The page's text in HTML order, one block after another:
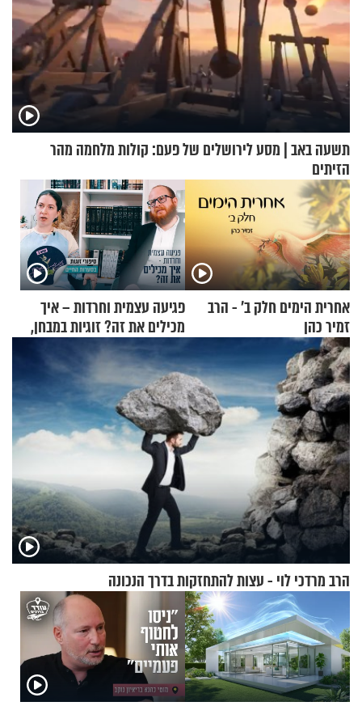
תשעה באב | מסע לירושלים של פעם: קולות מלחמה מהר
הזיתים
אחרית הימים חלק ב’ - הרב
זמיר כהן
פגיעה עצמית וחרדות – איך
מכילים את זה? זוגיות במבחן,
הפעם עם יהודית ואלתר כהן
הרב מרדכי לוי - עצות להתחזקות בדרך הנכונה